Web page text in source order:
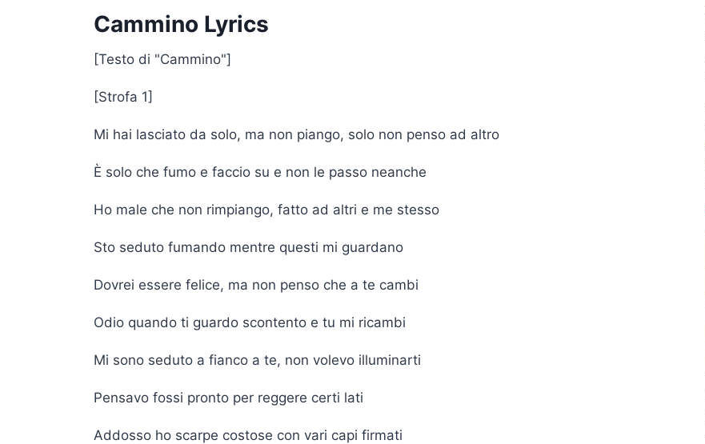
Cammino Lyrics
[Testo di "Cammino"]
[Strofa 1]
Mi hai lasciato da solo, ma non piango, solo non penso ad altro
È solo che fumo e faccio su e non le passo neanche
Ho male che non rimpiango, fatto ad altri e me stesso
Sto seduto fumando mentre questi mi guardano
Dovrei essere felice, ma non penso che a te cambi
Odio quando ti guardo scontento e tu mi ricambi
Mi sono seduto a fianco a te, non volevo illuminarti
Pensavo fossi pronto per reggere certi lati
Addosso ho scarpe costose con vari capi firmati